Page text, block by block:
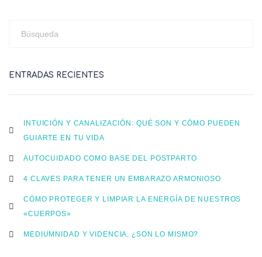
ENTRADAS RECIENTES
INTUICIÓN Y CANALIZACIÓN: QUÉ SON Y CÓMO PUEDEN
GUIARTE EN TU VIDA
AUTOCUIDADO COMO BASE DEL POSTPARTO
4 CLAVES PARA TENER UN EMBARAZO ARMONIOSO
CÓMO PROTEGER Y LIMPIAR LA ENERGÍA DE NUESTROS
«CUERPOS»
MEDIUMNIDAD Y VIDENCIA, ¿SON LO MISMO?